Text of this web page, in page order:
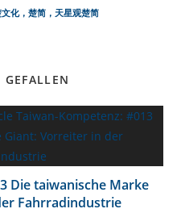
化，楚简，天星观楚简
Die taiwanische Marke
Fahrradindustrie